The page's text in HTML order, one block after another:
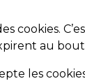
cookies.
au bout
les